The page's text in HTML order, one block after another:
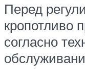
Перед
кропотливо
согласно